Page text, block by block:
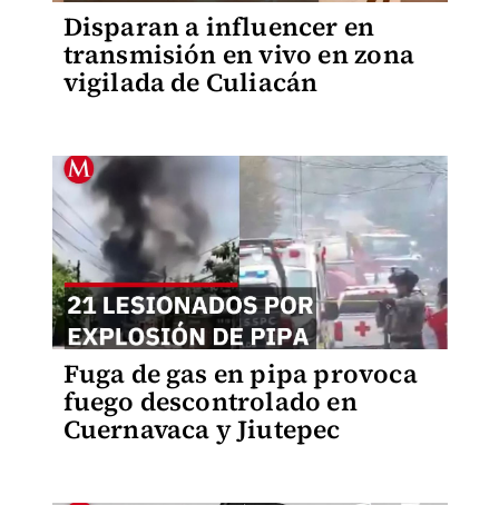
Disparan a influencer en
transmisión en vivo en zona
vigilada de Culiacán
Fuga de gas en pipa provoca
fuego descontrolado en
Cuernavaca y Jiutepec